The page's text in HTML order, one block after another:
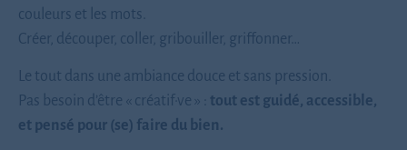
couleurs et les mots.
Créer, découper, coller, gribouiller, griffonner…
Le tout dans une ambiance douce et sans pression.
Pas besoin d’être « créatif·ve » : tout est guidé, accessible,
et pensé pour (se) faire du bien.